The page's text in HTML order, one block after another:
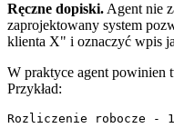
Ręczne dopiski.Agent nie
zaprojektowany system
klienta X" i oznaczyć wpis
W praktyce agent powinien
Przykład:
Rozliczenie robocze -